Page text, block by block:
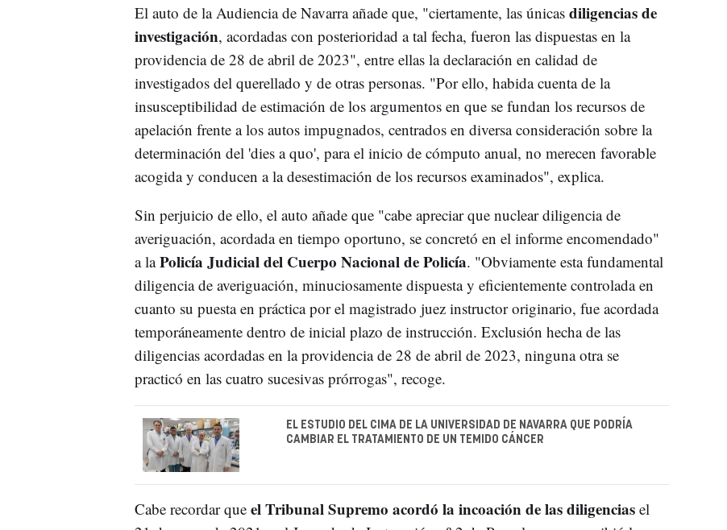
El auto de la Audiencia de Navarra añade que, "ciertamente, las únicas diligencias de
investigación, acordadas con posterioridad a tal fecha, fueron las dispuestas en la
providencia de 28 de abril de 2023", entre ellas la declaración en calidad de
investigados del querellado y de otras personas. "Por ello, habida cuenta de la
insusceptibilidad de estimación de los argumentos en que se fundan los recursos de
apelación frente a los autos impugnados, centrados en diversa consideración sobre la
determinación del 'dies a quo', para el inicio de cómputo anual, no merecen favorable
acogida y conducen a la desestimación de los recursos examinados", explica.
Sin perjuicio de ello, el auto añade que "cabe apreciar que nuclear diligencia de
averiguación, acordada en tiempo oportuno, se concretó en el informe encomendado"
a laPolicía Judicial del Cuerpo Nacional de Policía. "Obviamente esta fundamental
diligencia de averiguación, minuciosamente dispuesta y eficientemente controlada en
cuanto su puesta en práctica por el magistrado juez instructor originario, fue acordada
temporáneamente dentro de inicial plazo de instrucción. Exclusión hecha de las
diligencias acordadas en la providencia de 28 de abril de 2023, ninguna otra se
practicó en las cuatro sucesivas prórrogas", recoge.
EL ESTUDIO DEL CIMA DE LA UNIVERSIDAD DE NAVARRA QUE PODRÍA
CAMBIAR EL TRATAMIENTO DE UN TEMIDO CÁNCER
Cabe recordar que el Tribunal Supremo acordó la incoación de las diligencias el